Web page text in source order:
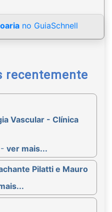
no GuiaSchnell
recentemente
Vascular - Clínica
ver mais...
Pilatti e Mauro